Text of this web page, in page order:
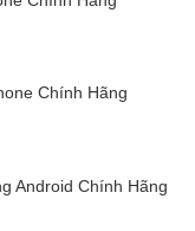
Chính Hãng
Android Chính Hãng